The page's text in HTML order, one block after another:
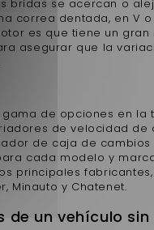
bridas se acercan o
correa dentada, en V
es que tiene un gran
asegurar que la
de opciones en la
de velocidad de
de caja de cambios
cada modelo y
principales
Minauto y Chatenet.
un vehículo sin